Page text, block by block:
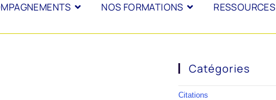
NOS FORMATIONS RESSOURCES
Catégories
Citations